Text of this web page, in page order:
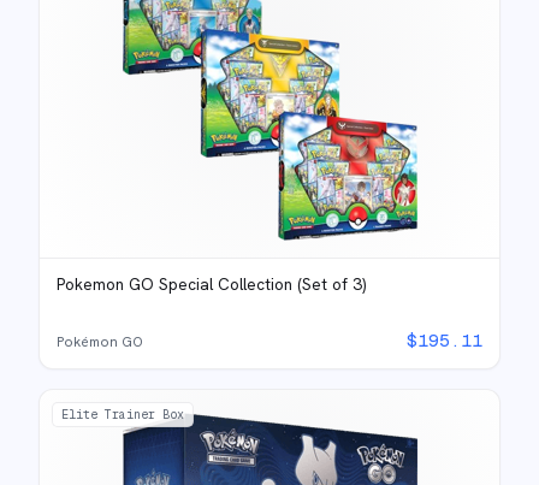
Pokemon GO Special Collection (Set of 3)
Pokémon GO $195.11
Elite Trainer Box